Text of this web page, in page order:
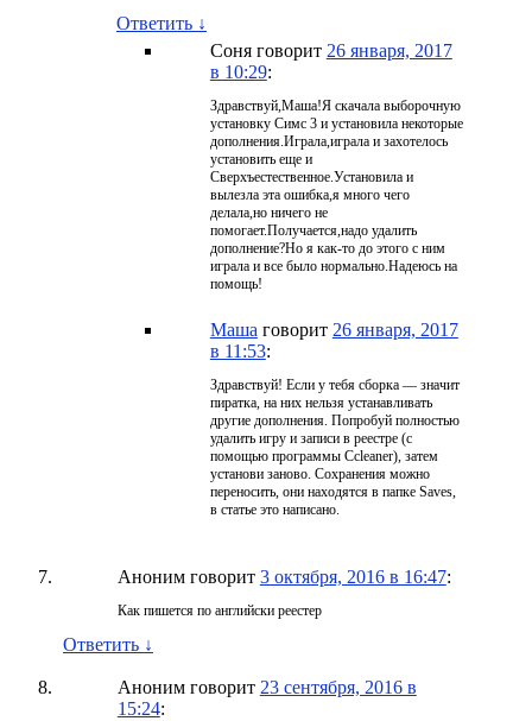
Ответить ↓
Соня говорит 26 января, 2017
в 10:29:
Здравствуй,Маша!Я скачала выборочную
установку Симс 3 и установила некоторые
дополнения.Играла,играла и захотелось
установить еще и
Сверхъестественное.Установила и
вылезла эта ошибка,я много чего
делала,но ничего не
помогает.Получается,надо удалить
дополнение?Но я как-то до этого с ним
играла и все было нормально.Надеюсь на
помощь!
Маша говорит 26 января, 2017
в 11:53:
Здравствуй! Если у тебя сборка — значит
пиратка, на них нельзя устанавливать
другие дополнения. Попробуй полностью
удалить игру и записи в реестре (с
помощью программы Ccleaner), затем
установи заново. Сохранения можно
переносить, они находятся в папке Saves,
в статье это написано.
Аноним говорит 3 октября, 2016 в 16:47:
Как пишется по английски реестер
Ответить ↓
Аноним говорит 23 сентября, 2016 в
15:24: